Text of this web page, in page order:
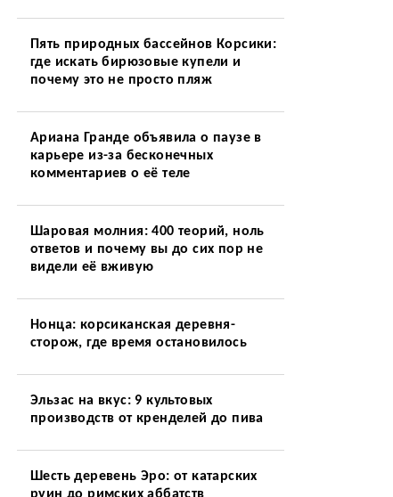
Пять природных бассейнов Корсики:
где искать бирюзовые купели и
почему это не просто пляж
Ариана Гранде объявила о паузе в
карьере из-за бесконечных
комментариев о её теле
Шаровая молния: 400 теорий, ноль
ответов и почему вы до сих пор не
видели её вживую
Нонца: корсиканская деревня-
сторож, где время остановилось
Эльзас на вкус: 9 культовых
производств от кренделей до пива
Шесть деревень Эро: от катарских